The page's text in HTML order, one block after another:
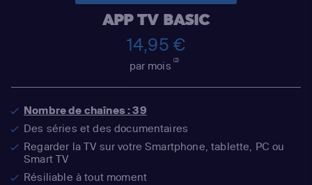
APP TV BASIC
14,95 €
par mois(2)
Nombre de chaînes : 39
Des séries et des documentaires
Regarder la TV sur votre Smartphone, tablette, PC ou
Smart TV
Résiliable à tout moment